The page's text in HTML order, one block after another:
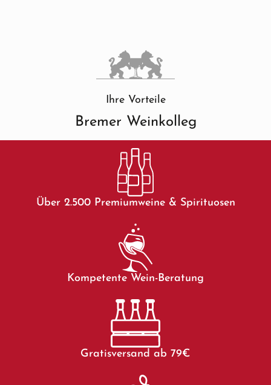
Ihre Vorteile
Bremer Weinkolleg
Über 2.500 Premiumweine & Spirituosen
Kompetente Wein-Beratung
Gratisversand ab 79€